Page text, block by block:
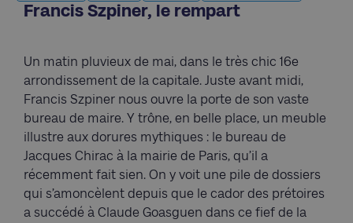
Francis Szpiner, le rempart
Un matin pluvieux de mai, dans le très chic 16e
arrondissement de la capitale. Juste avant midi,
Francis Szpiner nous ouvre la porte de son vaste
bureau de maire. Y trône, en belle place, un meuble
illustre aux dorures mythiques : le bureau de
Jacques Chirac à la mairie de Paris, qu’il a
récemment fait sien. On y voit une pile de dossiers
qui s’amoncèlent depuis que le cador des prétoires
a succédé à Claude Goasguen dans ce fief de la